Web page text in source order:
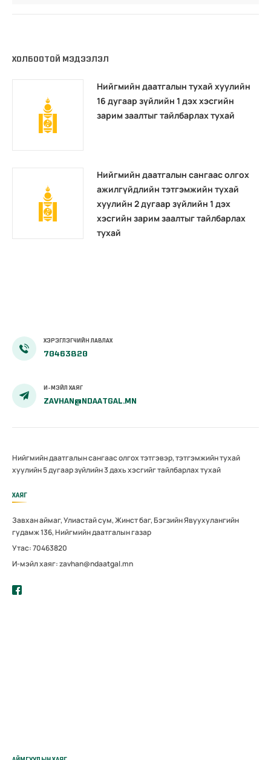
ХОЛБООТОЙ МЭДЭЭЛЭЛ
Нийгмийн даатгалын тухай хуулийн
16 дугаар зүйлийн 1 дэх хэсгийн
зарим заалтыг тайлбарлах тухай
Нийгмийн даатгалын сангаас олгох
ажилгүйдлийн тэтгэмжийн тухай
хуулийн 2 дугаар зүйлийн 1 дэх
хэсгийн зарим заалтыг тайлбарлах
тухай
ХЭРЭГЛЭГЧИЙН ЛАВЛАХ
70463820
И-МЭЙЛ ХАЯГ
ZAVHAN@NDAATGAL.MN
Нийгмийн даатгалын сангаас олгох тэтгэвэр, тэтгэмжийн тухай
хуулийн 5 дугаар зүйлийн 3 дахь хэсгийг тайлбарлах тухай
ХАЯГ
Завхан аймаг, Улиастай сум, Жинст баг, Бэгзийн Явуухулангийн
гудамж 136, Нийгмийн даатгалын газар
Утас: 70463820
И-мэйл хаяг: zavhan@ndaatgal.mn